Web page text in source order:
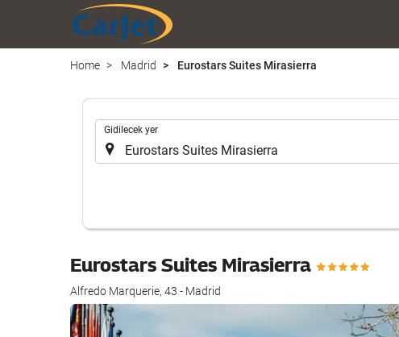
Home Madrid Eurostars Suites Mirasierra
Gidilecek yer
Eurostars Suites Mirasierra
Alfredo Marquerie, 43 - Madrid